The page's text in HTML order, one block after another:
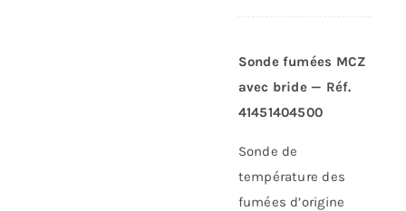
Sonde fumées MCZ
avec bride — Réf.
41451404500
Sonde de
température des
fumées d’origine